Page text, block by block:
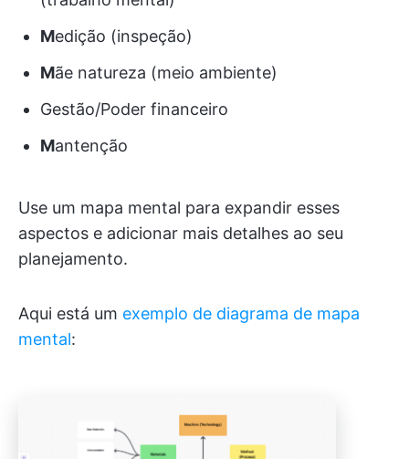
Medição (inspeção)
Mãe natureza (meio ambiente)
Gestão/Poder financeiro
Mantenção
Use um mapa mental para expandir esses
aspectos e adicionar mais detalhes ao seu
planejamento.
Aqui está um exemplo de diagrama de mapa
mental: